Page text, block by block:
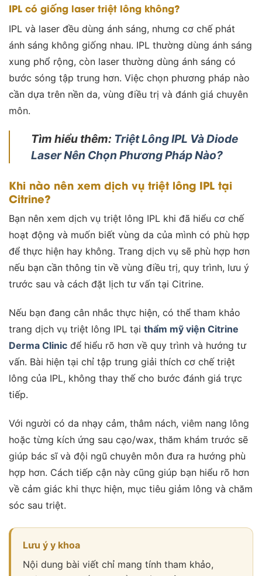
IPL có giống laser triệt lông không?
IPL và laser đều dùng ánh sáng, nhưng cơ chế phát
ánh sáng không giống nhau. IPL thường dùng ánh sáng
xung phổ rộng, còn laser thường dùng ánh sáng có
bước sóng tập trung hơn. Việc chọn phương pháp nào
cần dựa trên nền da, vùng điều trị và đánh giá chuyên
môn.
Tìm hiểu thêm: Triệt Lông IPL Và Diode
Laser Nên Chọn Phương Pháp Nào?
Khi nào nên xem dịch vụ triệt lông IPL tại
Citrine?
Bạn nên xem dịch vụ triệt lông IPL khi đã hiểu cơ chế
hoạt động và muốn biết vùng da của mình có phù hợp
để thực hiện hay không. Trang dịch vụ sẽ phù hợp hơn
nếu bạn cần thông tin về vùng điều trị, quy trình, lưu ý
trước sau và cách đặt lịch tư vấn tại Citrine.
Nếu bạn đang cân nhắc thực hiện, có thể tham khảo
trang dịch vụ triệt lông IPL tại thẩm mỹ viện Citrine
Derma Clinic để hiểu rõ hơn về quy trình và hướng tư
vấn. Bài hiện tại chỉ tập trung giải thích cơ chế triệt
lông của IPL, không thay thế cho bước đánh giá trực
tiếp.
Với người có da nhạy cảm, thâm nách, viêm nang lông
hoặc từng kích ứng sau cạo/wax, thăm khám trước sẽ
giúp bác sĩ và đội ngũ chuyên môn đưa ra hướng phù
hợp hơn. Cách tiếp cận này cũng giúp bạn hiểu rõ hơn
về cảm giác khi thực hiện, mục tiêu giảm lông và chăm
sóc sau triệt.
Lưu ý y khoa
Nội dung bài viết chỉ mang tính tham khảo,